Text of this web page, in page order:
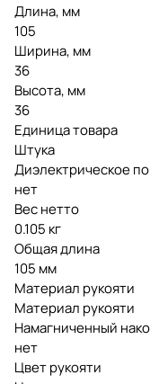
Длина, мм
105
Ширина, мм
36
Высота, мм
36
Единица товара
Штука
Диэлектрическое
нет
Вес нетто
0.105 кг
Общая длина
105 мм
Материал рукояти
Материал рукояти
Намагниченный
нет
Цвет рукояти